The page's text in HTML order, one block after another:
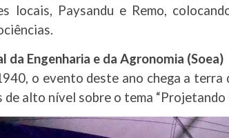
locais, Paysandu e Remo,
da Engenharia e da Agronomia (Soea)
o evento deste ano chega a
alto nível sobre o tema